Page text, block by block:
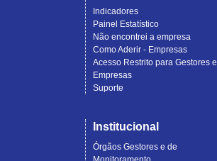
Indicadores
Painel Estatístico
Não encontrei a empresa
Como Aderir - Empresas
Acesso Restrito para Gestores e
Empresas
Suporte
Institucional
Órgãos Gestores e de